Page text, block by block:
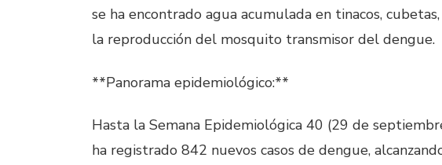
se ha encontrado agua acumulada en tinacos,
la reproducción del mosquito transmisor del dengue.
**Panorama epidemiológico:**
Hasta la Semana Epidemiológica 40 (29 de
ha registrado 842 nuevos casos de dengue,